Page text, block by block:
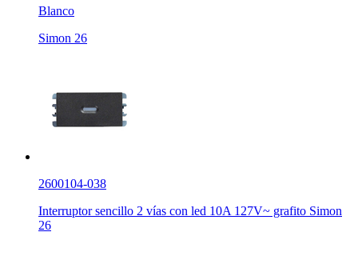
Blanco
Simon 26
2600104-038
Interruptor sencillo 2 vías con led 10A 127V~ grafito Simon
26